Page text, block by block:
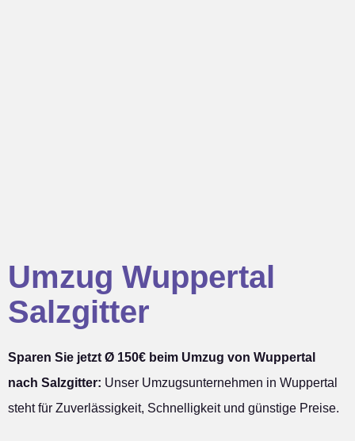
Umzug Wuppertal
Salzgitter
Sparen Sie jetzt Ø 150€ beim Umzug von Wuppertal
nach Salzgitter: Unser Umzugsunternehmen in Wuppertal
steht für Zuverlässigkeit, Schnelligkeit und günstige Preise.